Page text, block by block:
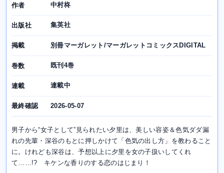
作者 中村柊
出版社 集英社
掲載 別冊マーガレット/マーガレットコミックスDIGITAL
巻数 既刊4巻
連載 連載中
最終確認 2026-05-07
男子から“女子として”見られたい夕里は、美しい容姿＆色気ダダ漏
れの先輩・深谷のもとに押しかけて「色気の出し方」を教わること
に。けれども深谷は、予想以上に夕里を女の子扱いしてくれ
て……!? キケンな香りのする恋のはじまり！